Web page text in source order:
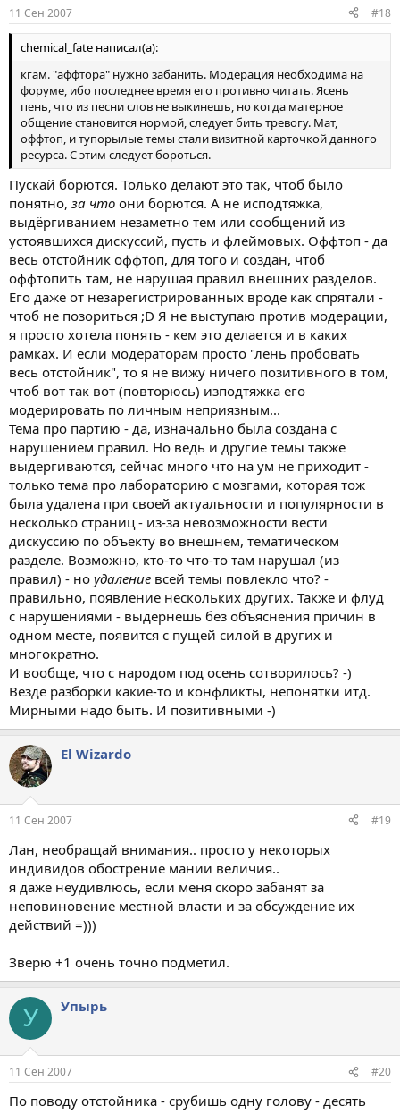
11 Сен 2007 #18
chemical_fate написал(а):
кгам. "аффтора" нужно забанить. Модерация необходима на
форуме, ибо последнее время его противно читать. Ясень
пень, что из песни слов не выкинешь, но когда матерное
общение становится нормой, следует бить тревогу. Мат,
оффтоп, и тупорылые темы стали визитной карточкой данного
ресурса. С этим следует бороться.
Пускай борются. Только делают это так, чтоб было
понятно, за что они борются. А не исподтяжка,
выдёргиванием незаметно тем или сообщений из
устоявшихся дискуссий, пусть и флеймовых. Оффтоп - да
весь отстойник оффтоп, для того и создан, чтоб
оффтопить там, не нарушая правил внешних разделов.
Его даже от незарегистрированных вроде как спрятали -
чтоб не позориться ;D Я не выступаю против модерации,
я просто хотела понять - кем это делается и в каких
рамках. И если модераторам просто "лень пробовать
весь отстойник", то я не вижу ничего позитивного в том,
чтоб вот так вот (повторюсь) изподтяжка его
модерировать по личным неприязным...
Тема про партию - да, изначально была создана с
нарушением правил. Но ведь и другие темы также
выдергиваются, сейчас много что на ум не приходит -
только тема про лабораторию с мозгами, которая тож
была удалена при своей актуальности и популярности в
несколько страниц - из-за невозможности вести
дискуссию по объекту во внешнем, тематическом
разделе. Возможно, кто-то что-то там нарушал (из
правил) - но удаление всей темы повлекло что? -
правильно, появление нескольких других. Также и флуд
с нарушениями - выдернешь без объяснения причин в
одном месте, появится с пущей силой в других и
многократно.
И вообще, что с народом под осень сотворилось? -)
Везде разборки какие-то и конфликты, непонятки итд.
Мирными надо быть. И позитивными -)
El Wizardo
11 Сен 2007 #19
Лан, необращай внимания.. просто у некоторых
индивидов обострение мании величия..
я даже неудивлюсь, если меня скоро забанят за
неповиновение местной власти и за обсуждение их
действий =)))
Зверю +1 очень точно подметил.
У Упырь
11 Сен 2007 #20
По поводу отстойника - срубишь одну голову - десять